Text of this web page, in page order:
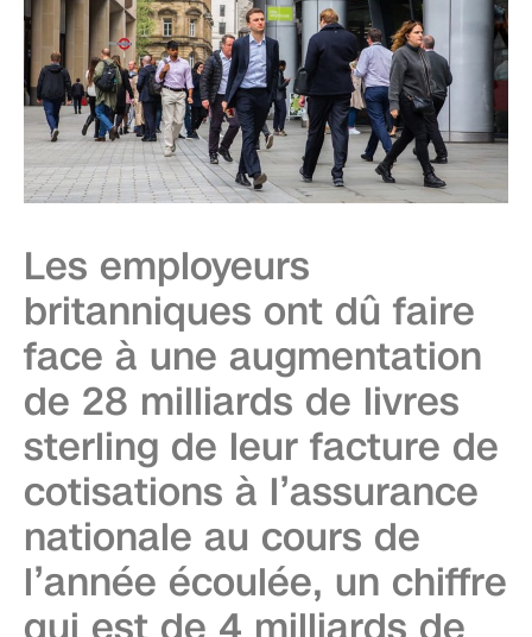
Les employeurs
britanniques ont dû faire
face à une augmentation
de 28 milliards de livres
sterling de leur facture de
cotisations à l’assurance
nationale au cours de
l’année écoulée, un chiffre